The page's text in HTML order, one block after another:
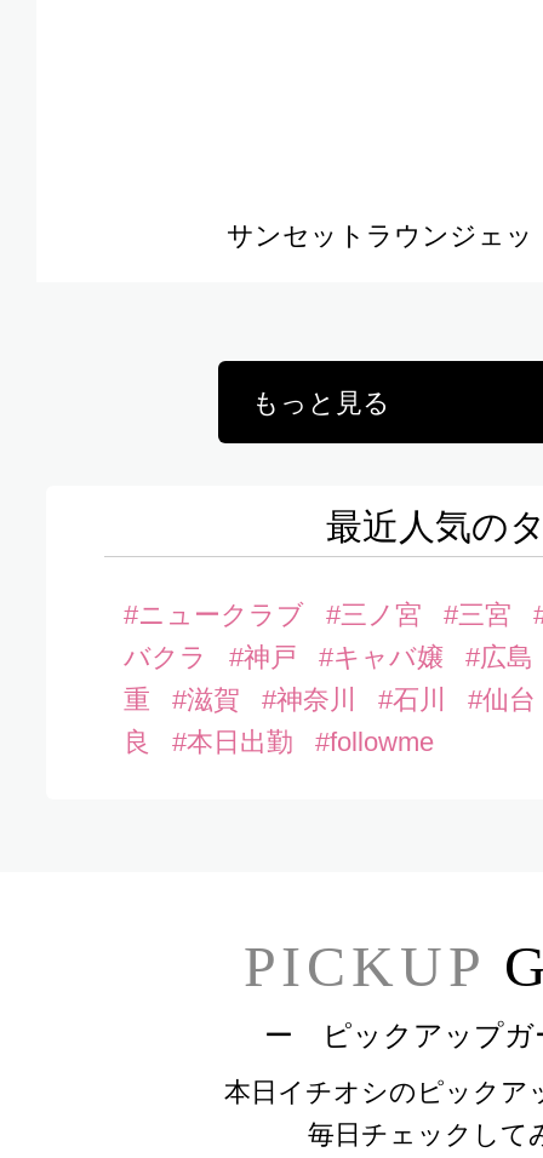
サンセットラウンジェッ
もっと見る
最近人気の
#ニュークラブ #三ノ宮 #三宮
バクラ
#神戸 #キャバ嬢
#広島
重
#滋賀 #神奈川 #石川
#仙台
良
#本日出勤 #followme
PICKUP
ー ピックアップ
本日イチオシのピックア
毎日チェックして